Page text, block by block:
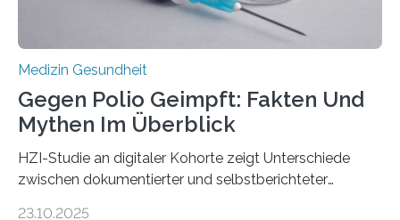
Medizin Gesundheit
Gegen Polio Geimpft: Fakten Und
Mythen Im Überblick
HZI-Studie an digitaler Kohorte zeigt Unterschiede
zwischen dokumentierter und selbstberichteter
23.10.2025